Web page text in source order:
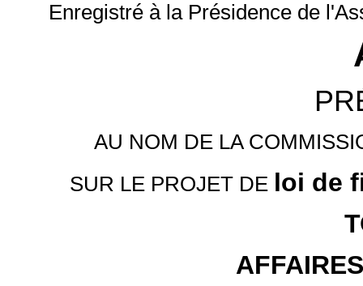
Enregistré à la Présidence de
AU NOM DE LA
SUR LE PROJET DE loi de